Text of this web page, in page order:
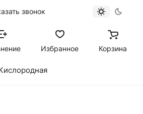
звонок
Избранное Корзина